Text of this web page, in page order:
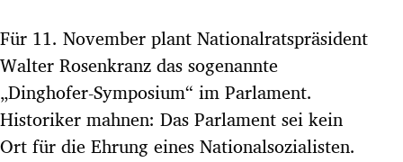
Untermenü
Untermenü
Für 11. November plant Nationalratspräsident
Walter Rosenkranz das sogenannte
„Dinghofer-Symposium“ im Parlament.
Historiker mahnen: Das Parlament sei kein
Ort für die Ehrung eines Nationalsozialisten.